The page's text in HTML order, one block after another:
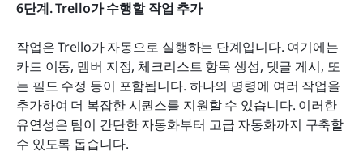
6단계. Trello가 수행할 작업 추가
작업은 Trello가 자동으로 실행하는 단계입니다. 여기에는
카드 이동, 멤버 지정, 체크리스트 항목 생성, 댓글 게시, 또
는 필드 수정 등이 포함됩니다. 하나의 명령에 여러 작업을
추가하여 더 복잡한 시퀀스를 지원할 수 있습니다. 이러한
유연성은 팀이 간단한 자동화부터 고급 자동화까지 구축할
수 있도록 돕습니다.